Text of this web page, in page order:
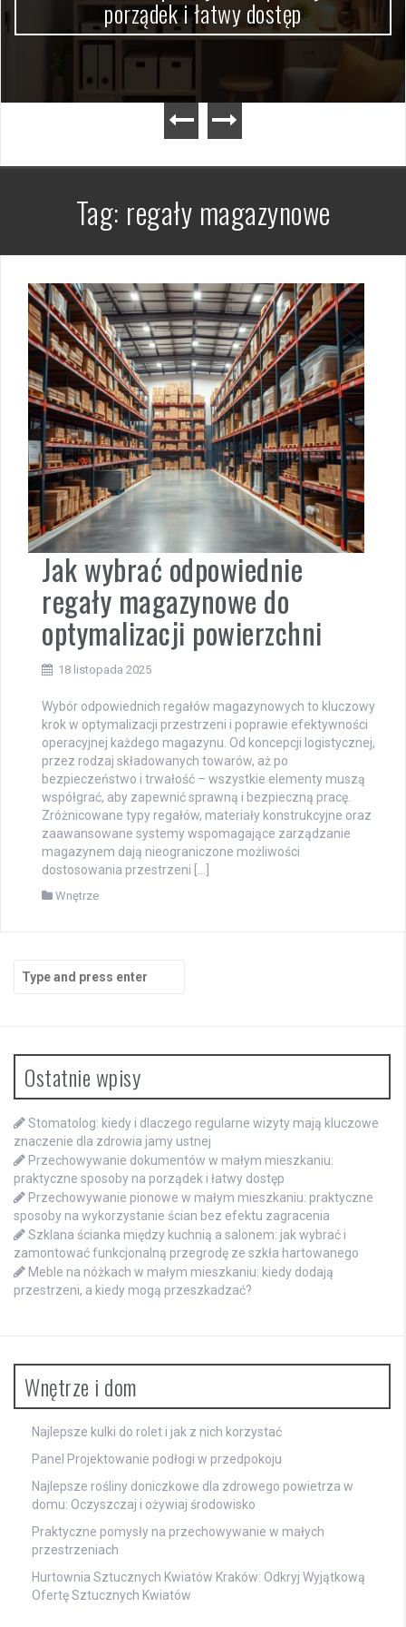
porządek i łatwy dostęp
Tag: regały magazynowe
Jak wybrać odpowiednie
regały magazynowe do
optymalizacji powierzchni
18 listopada 2025
Wybór odpowiednich regałów magazynowych to kluczowy
krok w optymalizacji przestrzeni i poprawie efektywności
operacyjnej każdego magazynu. Od koncepcji logistycznej,
przez rodzaj składowanych towarów, aż po
bezpieczeństwo i trwałość – wszystkie elementy muszą
współgrać, aby zapewnić sprawną i bezpieczną pracę.
Zróżnicowane typy regałów, materiały konstrukcyjne oraz
zaawansowane systemy wspomagające zarządzanie
magazynem dają nieograniczone możliwości
dostosowania przestrzeni […]
Wnętrze
for:
Ostatnie wpisy
Stomatolog: kiedy i dlaczego regularne wizyty mają kluczowe
znaczenie dla zdrowia jamy ustnej
Przechowywanie dokumentów w małym mieszkaniu:
praktyczne sposoby na porządek i łatwy dostęp
Przechowywanie pionowe w małym mieszkaniu: praktyczne
sposoby na wykorzystanie ścian bez efektu zagracenia
Szklana ścianka między kuchnią a salonem: jak wybrać i
zamontować funkcjonalną przegrodę ze szkła hartowanego
Meble na nóżkach w małym mieszkaniu: kiedy dodają
przestrzeni, a kiedy mogą przeszkadzać?
Wnętrze i dom
Najlepsze kulki do rolet i jak z nich korzystać
Panel Projektowanie podłogi w przedpokoju
Najlepsze rośliny doniczkowe dla zdrowego powietrza w
domu: Oczyszczaj i ożywiaj środowisko
Praktyczne pomysły na przechowywanie w małych
przestrzeniach
Hurtownia Sztucznych Kwiatów Kraków: Odkryj Wyjątkową
Ofertę Sztucznych Kwiatów